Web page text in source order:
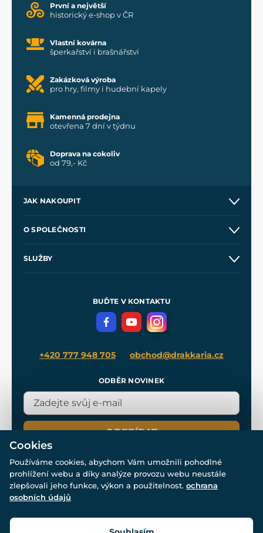
První a největší
historický e-shop v ČR
Vlastní kovárna
šperkařství i brašnářství
Zakázková výroba
pro hry, filmy i hudební kapely
Kamenná prodejna
otevřena 7 dní v týdnu
Doprava na cokoliv
od 79,- Kč
JAK NAKOUPIT
Velkoobchod
O SPOLEČNOSTI
SLUŽBY
Meče pro Kingdom Come
BUĎTE V KONTAKTU
+420 777 948 705 obchod@drakkaria.cz
ODBĚR NOVINEK
ODEBÍRAT
© Všechna práva vyhrazena. www.drakkaria.cz 2007-2026.
Cookies
Používáme cookies, abychom Vám umožnili pohodlné
prohlížení webu a díky analýze provozu webu neustále
zlepšovali jeho funkce, výkon a použitelnost. ochrana
osobních údajů